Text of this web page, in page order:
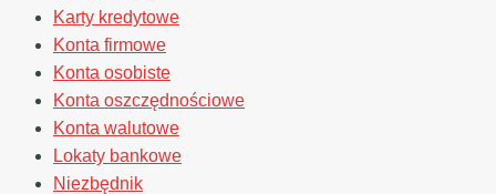
Karty kredytowe
Konta firmowe
Konta osobiste
Konta oszczędnościowe
Konta walutowe
Lokaty bankowe
Niezbędnik